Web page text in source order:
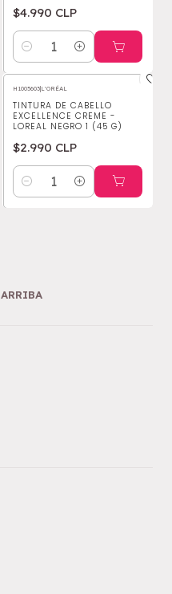
$4.990 CLP
Cantidad
H1005603|L'ORÉAL
TINTURA DE CABELLO
EXCELLENCE CREME -
LOREAL NEGRO 1 (45 G)
$2.990 CLP
Cantidad